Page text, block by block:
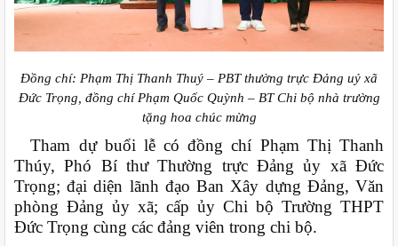
Đồng chí: Phạm Thị Thanh Thuý – PBT thường trực Đảng uỷ xã
Đức Trọng, đồng chí Phạm Quốc Quỳnh – BT Chi bộ nhà trường
tặng hoa chúc mừng
Tham dự buổi lễ có đồng chí Phạm Thị Thanh
Thúy, Phó Bí thư Thường trực Đảng ủy xã Đức
Trọng; đại diện lãnh đạo Ban Xây dựng Đảng, Văn
phòng Đảng ủy xã; cấp ủy Chi bộ Trường THPT
Đức Trọng cùng các đảng viên trong chi bộ.